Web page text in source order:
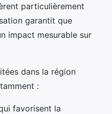
particulièrement
garantit que
impact mesurable sur
dans la région
:
favorisent la